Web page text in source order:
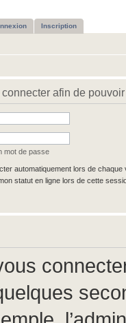
Inscription
afin de
mot de passe
automatiquement lors de chaque
statut en ligne lors de cette